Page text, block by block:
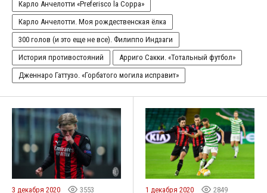
Карло Анчелотти «Preferisco la Coppa»
Карло Анчелотти. Моя рождественская ёлка
300 голов (и это еще не все). Филиппо Индзаги
История противостояний
Арриго Сакки. «Тотальный футбол»
Дженнаро Гаттузо. «Горбатого могила исправит»
3 декабря 2020 3553 1 декабря 2020 2849